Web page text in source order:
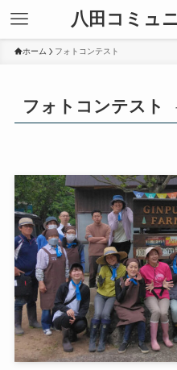
八田コミュ
ホーム フォトコンテスト
フォトコンテスト